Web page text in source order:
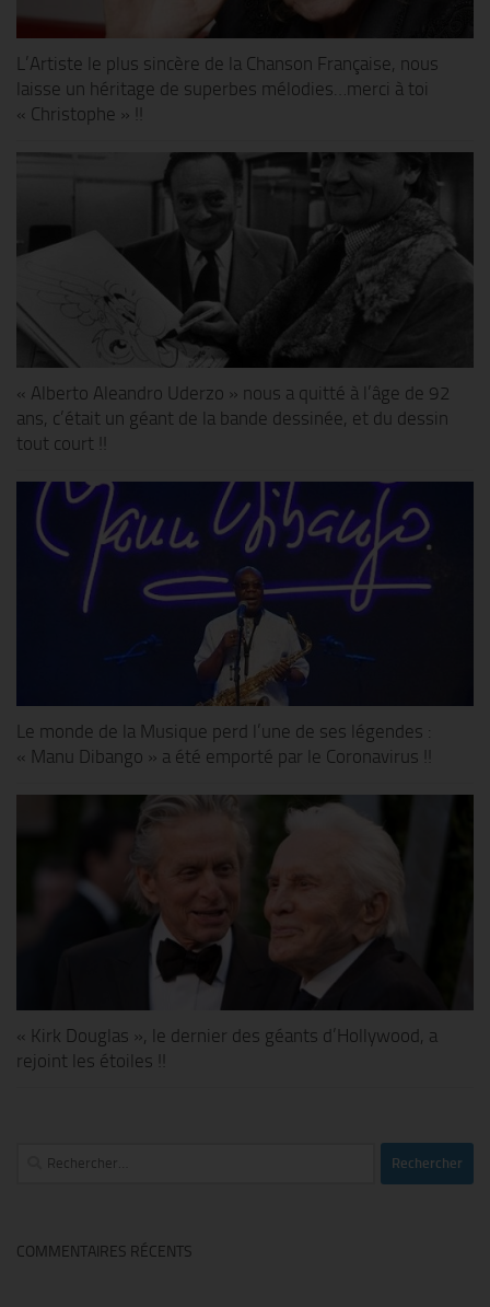
L’Artiste le plus sincère de la Chanson Française, nous
laisse un héritage de superbes mélodies…merci à toi
« Christophe » !!
« Alberto Aleandro Uderzo » nous a quitté à l’âge de 92
ans, c’était un géant de la bande dessinée, et du dessin
tout court !!
Le monde de la Musique perd l’une de ses légendes :
« Manu Dibango » a été emporté par le Coronavirus !!
« Kirk Douglas », le dernier des géants d’Hollywood, a
rejoint les étoiles !!
Rechercher :
COMMENTAIRES RÉCENTS